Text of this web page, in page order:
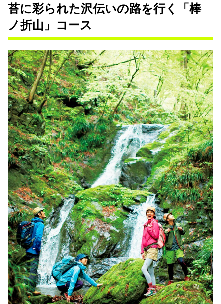
苔に彩られた沢伝いの路を行く「棒
ノ折山」コース